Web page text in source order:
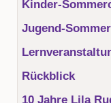
Kinder-
Jugend-
Rückblick
10 Jahre Lila